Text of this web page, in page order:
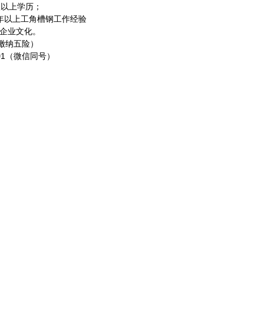
上学历；
以上工角槽钢工作经验
企业文化。
五险）
（微信同号）